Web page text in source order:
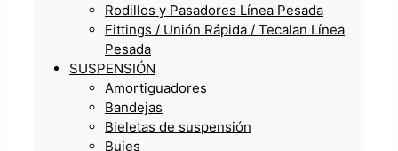
Rodillos y Pasadores Línea Pesada
Fittings / Unión Rápida / Tecalan Línea
Pesada
SUSPENSIÓN
Amortiguadores
Bandejas
Bieletas de suspensión
Bujes